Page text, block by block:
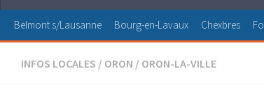
Belmont s/Lausanne Bourg-en-Lavaux Chexbres
INFOS LOCALES / ORON / ORON-LA-VILLE